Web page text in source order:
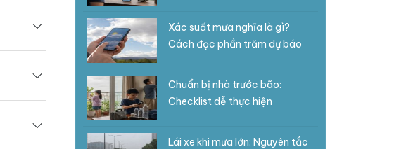
Xác suất mưa nghĩa là gì?
Cách đọc phần trăm dự báo
Chuẩn bị nhà trước bão:
Checklist dễ thực hiện
Lái xe khi mưa lớn: Nguyên tắc